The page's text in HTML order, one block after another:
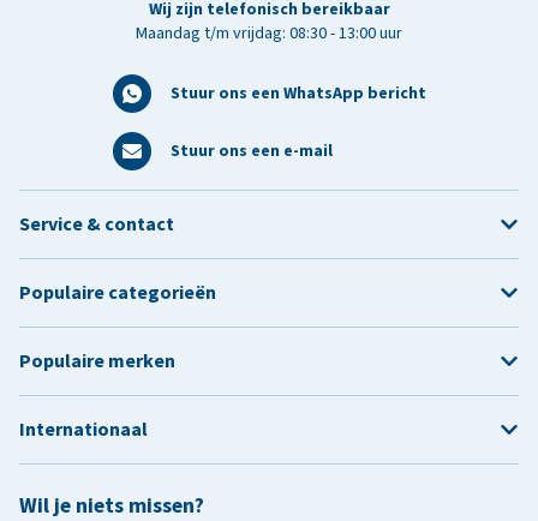
Wij zijn telefonisch bereikbaar
Maandag t/m vrijdag: 08:30 - 13:00 uur
Stuur ons een WhatsApp bericht
Stuur ons een e-mail
Wil je niets missen?
Service & contact
Populaire categorieën
Populaire merken
Internationaal